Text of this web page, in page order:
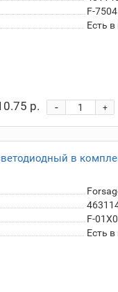
F-
Есть
р. +
-
в
F-
Есть